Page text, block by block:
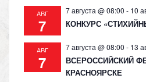
АВГ
7
7 августа @ 08:00 - 10
КОНКУРС
АВГ
7
7 августа @ 08:00 - 13
ВСЕРОССИЙСКИЙ
КРАСНОЯРСКЕ